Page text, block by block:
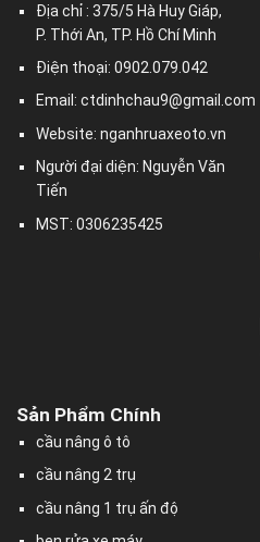
Địa chỉ : 375/5 Hà Huy Giáp,
P. Thới An, TP. Hồ Chí Minh
Điện thoại: 0902.079.042
Email:ctdinhchau9@gmail.com
Website: nganhruaxeoto.vn
Người đại diện: Nguyễn Văn
Tiến
MST: 0306235425
Sản Phẩm Chính
cầu nâng ô tô
cầu nâng 2 trụ
cầu nâng 1 trụ ấn độ